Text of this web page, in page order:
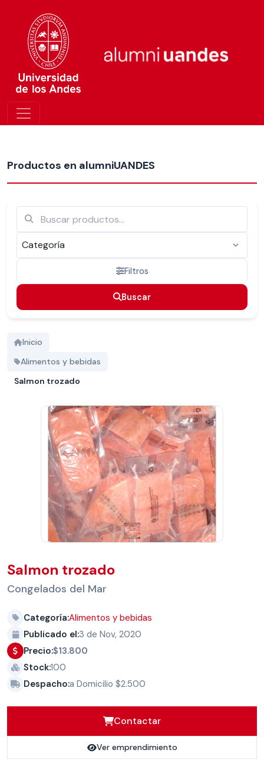
Productos en alumniUANDES
Filtros
Buscar
Inicio
Alimentos y bebidas
Salmon trozado
Salmon trozado
Congelados del Mar
Categoría:Alimentos y bebidas
Publicado el:3 de Nov, 2020
Precio:$13.800
Stock:100
Despacho:a Domicilio $2.500
Contactar
Ver emprendimiento